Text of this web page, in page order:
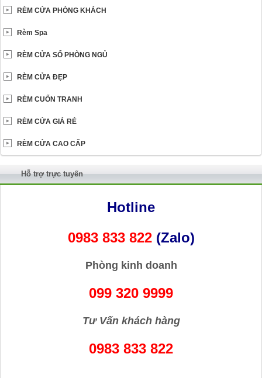
RÈM CỬA PHÒNG KHÁCH
Rèm Spa
RÈM CỬA SỔ PHÒNG NGỦ
RÈM CỬA ĐẸP
RÈM CUỐN TRANH
RÈM CỬA GIÁ RẺ
RÈM CỬA CAO CẤP
Hỗ trợ trực tuyến
Hotline
0983 833 822 (Zalo)
Phòng kinh doanh
099 320 9999
Tư Vấn khách hàng
0983 833 822